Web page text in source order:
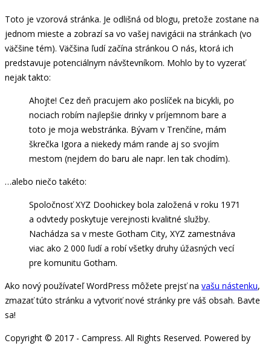
Toto je vzorová stránka. Je odlišná od blogu, pretože zostane na
jednom mieste a zobrazí sa vo vašej navigácii na stránkach (vo
väčšine tém). Väčšina ľudí začína stránkou O nás, ktorá ich
predstavuje potenciálnym návštevníkom. Mohlo by to vyzerať
nejak takto:
Ahojte! Cez deň pracujem ako poslíček na bicykli, po
nociach robím najlepšie drinky v príjemnom bare a
toto je moja webstránka. Bývam v Trenčíne, mám
škrečka Igora a niekedy mám rande aj so svojím
mestom (nejdem do baru ale napr. len tak chodím).
…alebo niečo takéto:
Spoločnosť XYZ Doohickey bola založená v roku 1971
a odvtedy poskytuje verejnosti kvalitné služby.
Nachádza sa v meste Gotham City, XYZ zamestnáva
viac ako 2 000 ľudí a robí všetky druhy úžasných vecí
pre komunitu Gotham.
Ako nový používateľ WordPress môžete prejsť na vašu nástenku,
zmazať túto stránku a vytvoriť nové stránky pre váš obsah. Bavte
sa!
Copyright © 2017 - Campress. All Rights Reserved. Powered by